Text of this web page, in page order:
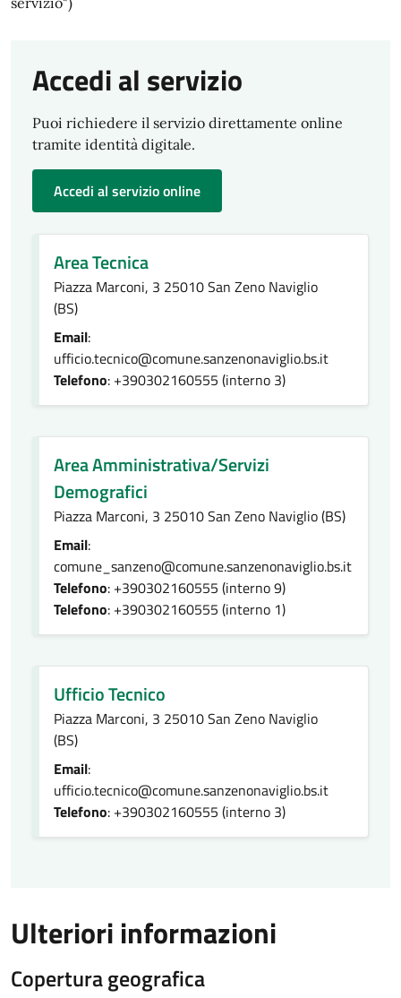
Accedi al servizio
Puoi richiedere il servizio direttamente online
tramite identità digitale.
Accedi al servizio online
Area Tecnica
Piazza Marconi, 3 25010 San Zeno Naviglio
(BS)
Email:
ufficio.tecnico@comune.sanzenonaviglio.bs.it
Telefono: +390302160555 (interno 3)
Area Amministrativa/Servizi
Demografici
Piazza Marconi, 3 25010 San Zeno Naviglio (BS)
Email:
comune_sanzeno@comune.sanzenonaviglio.bs.it
Telefono: +390302160555 (interno 9)
Telefono: +390302160555 (interno 1)
Ufficio Tecnico
Piazza Marconi, 3 25010 San Zeno Naviglio
(BS)
Email:
ufficio.tecnico@comune.sanzenonaviglio.bs.it
Telefono: +390302160555 (interno 3)
Ulteriori informazioni
Copertura geografica